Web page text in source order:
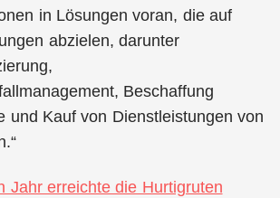
in Lösungen voran, die auf
abzielen, darunter
Beschaffung
und Kauf von Dienstleistungen von
Jahr erreichte die Hurtigruten